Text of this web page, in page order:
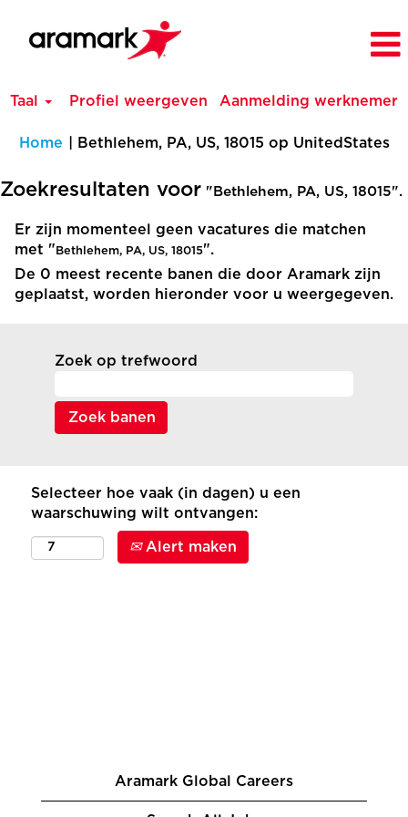
Taal Profiel weergeven Aanmelding werknemer
Home Bethlehem, PA, US, 18015 op UnitedStates
Zoekresultaten voor "Bethlehem, PA, US, 18015".
Er zijn momenteel geen vacatures die matchen
met " Bethlehem, PA, US, 18015".
De 0 meest recente banen die door Aramark zijn
geplaatst, worden hieronder voor u weergegeven.
Zoek op trefwoord
Selecteer hoe vaak (in dagen) u een
waarschuwing wilt ontvangen:
Alert maken
Aramark Global Careers